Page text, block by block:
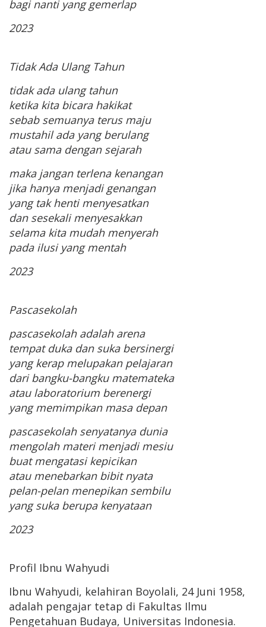
bagi nanti yang gemerlap
2023
Tidak Ada Ulang Tahun
tidak ada ulang tahun
ketika kita bicara hakikat
sebab semuanya terus maju
mustahil ada yang berulang
atau sama dengan sejarah
maka jangan terlena kenangan
jika hanya menjadi genangan
yang tak henti menyesatkan
dan sesekali menyesakkan
selama kita mudah menyerah
pada ilusi yang mentah
2023
Pascasekolah
pascasekolah adalah arena
tempat duka dan suka bersinergi
yang kerap melupakan pelajaran
dari bangku-bangku matemateka
atau laboratorium berenergi
yang memimpikan masa depan
pascasekolah senyatanya dunia
mengolah materi menjadi mesiu
buat mengatasi kepicikan
atau menebarkan bibit nyata
pelan-pelan menepikan sembilu
yang suka berupa kenyataan
2023
Profil Ibnu Wahyudi
Ibnu Wahyudi, kelahiran Boyolali, 24 Juni 1958,
adalah pengajar tetap di Fakultas Ilmu
Pengetahuan Budaya, Universitas Indonesia.